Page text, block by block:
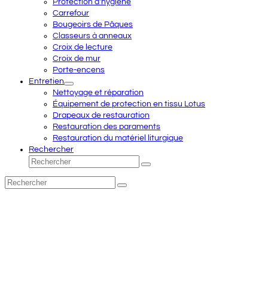
Carrefour
Bougeoirs de Pâques
Classeurs à anneaux
Croix de lecture
Croix de mur
Porte-encens
Entretien
Nettoyage et réparation
Équipement de protection en tissu Lotus
Drapeaux de restauration
Restauration des paraments
Restauration du matériel liturgique
Rechercher
Rechercher
Envoyer
Rechercher
Envoyer